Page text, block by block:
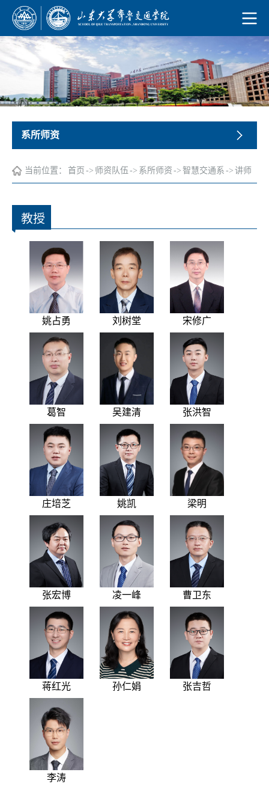
系所师资
当前位置： 首页 -> 师资队伍 -> 系所师资 -> 智慧交通系 -> 讲师
教授
姚占勇 刘树堂 宋修广
葛智 吴建清 张洪智
庄培芝 姚凯 梁明
张宏博 凌一峰 曹卫东
蒋红光 孙仁娟 张吉哲
李涛